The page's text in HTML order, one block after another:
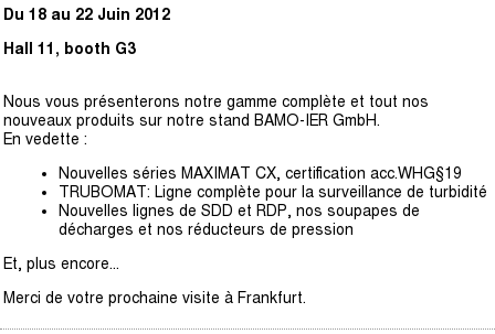
Du 18 au 22 Juin 2012
Hall 11, booth G3
Nous vous présenterons notre gamme complète et tout nos
nouveaux produits sur notre stand BAMO-IER GmbH.
En vedette :
Nouvelles séries MAXIMAT CX, certification acc.WHG§19
TRUBOMAT: Ligne complète pour la surveillance de turbidité
Nouvelles lignes de SDD et RDP, nos soupapes de
décharges et nos réducteurs de pression
Et, plus encore...
Merci de votre prochaine visite à Frankfurt.